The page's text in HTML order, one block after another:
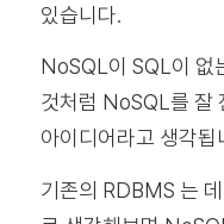
있습니다.
NoSQL이 SQL이 없
것처럼 NoSQL를 잘
아이디어라고 생각됩
기존의 RDBMS 는